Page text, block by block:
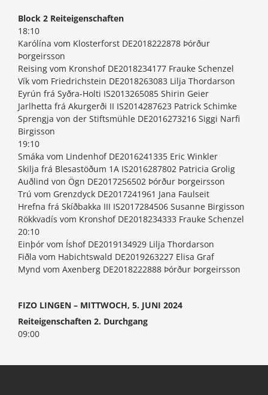
Block 2 Reiteigenschaften
18:10
Karólína vom Klosterforst DE2018222878 Þórður
Þorgeirsson
Reising vom Kronshof DE2018234177 Frauke Schenzel
Vík vom Friedrichstein DE2018263083 Lilja Thordarson
Eyrún frá Syðra-Holti IS2013265085 Shirin Geier
Jarlhetta frá Akurgerði II IS2014287623 Patrick Schimke
Sprengja von der Stiftsmühle DE2016273216 Siggi Narfi
Birgisson
19:10
Smáka vom Lindenhof DE2016241335 Eric Winkler
Skilja frá Blesastöðum 1A IS2016287802 Patricia Grolig
Auðlind von Ögn DE2017256502 Þórður Þorgeirsson
Trú vom Grenzdyck DE2017241961 Jana Faulseit
Hrefna frá Skíðbakka III IS2017284506 Susanne Birgisson
Rökkvadís vom Kronshof DE2018234333 Frauke Schenzel
20:10
Einþór vom Íshof DE2019134929 Lilja Thordarson
Fiðla vom Habichtswald DE2019263227 Elisa Graf
Mynd vom Axenberg DE2018222888 Þórður Þorgeirsson
FIZO LINGEN – MITTWOCH, 5. JUNI 2024
Reiteigenschaften 2. Durchgang
09:00